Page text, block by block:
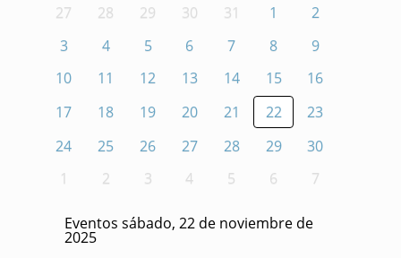
27 28 29 30 31 1
2
3
4 5 6 7 8
9
10
11 12 13 14 15
16
17
18 19 20 21 22
23
24
25 26 27 28 29
30
1
2 3 4 5 6 7
Eventos sábado, 22 de noviembre de
2025